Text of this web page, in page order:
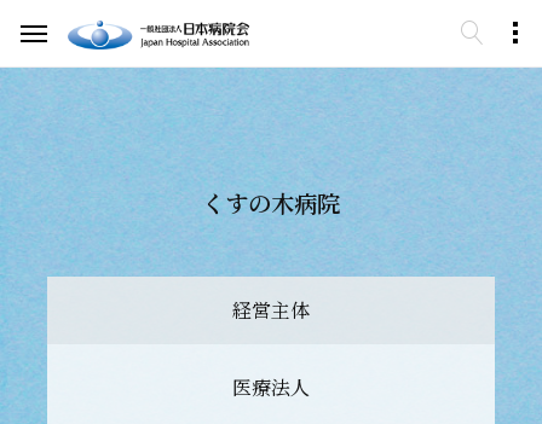
くすの木病院
経営主体
医療法人